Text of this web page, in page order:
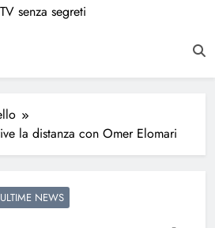
senza segreti
la distanza con Omer Elomari
ULTIME NEWS